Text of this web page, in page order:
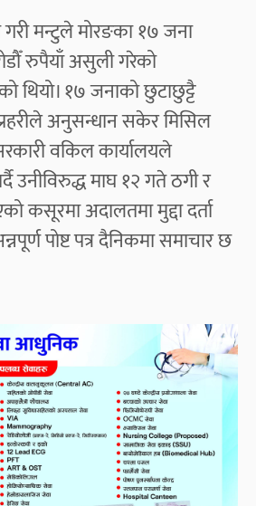
गरी मन्टुले मोरङका १७ जना
रुपैयाँ असुली गरेको
थियो। १७ जनाको छुटाछुट्टै
अनुसन्धान सकेर मिसिल
वकिल कार्यालयले
उनीविरुद्ध माघ १२ गते ठगी र
कसूरमा अदालतमा मुद्दा दर्ता
पोष्ट पत्र दैनिकमा समाचार छ